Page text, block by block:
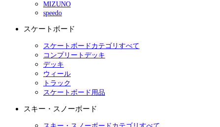
MIZUNO
speedo
スケートボード
スケートボードカテゴリすべて
コンプリートデッキ
デッキ
ウィール
トラック
スケートボード用品
スキー・スノーボード